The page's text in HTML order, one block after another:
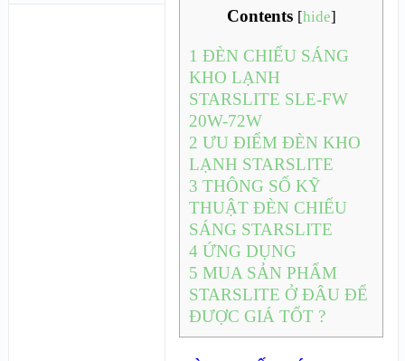
Contents [hide]
1 ĐÈN CHIẾU SÁNG
KHO LẠNH
STARSLITE SLE-FW
20W-72W
2 ƯU ĐIỂM ĐÈN KHO
LẠNH STARSLITE
3 THÔNG SỐ KỸ
THUẬT ĐÈN CHIẾU
SÁNG STARSLITE
4 ỨNG DỤNG
5 MUA SẢN PHẨM
STARSLITE Ở ĐÂU ĐỂ
ĐƯỢC GIÁ TỐT ?